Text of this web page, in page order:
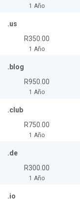
1 Año
.us
R350.00
1 Año
.blog
R950.00
1 Año
.club
R750.00
1 Año
.de
R300.00
1 Año
.io